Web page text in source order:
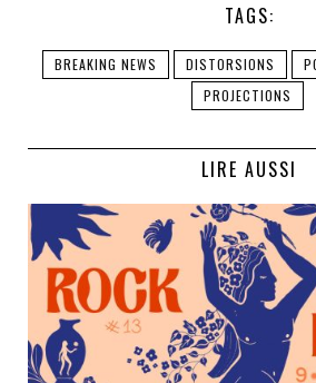
TAGS:
BREAKING NEWS DISTORSIONS
PROJECTIONS
LIRE AUSSI